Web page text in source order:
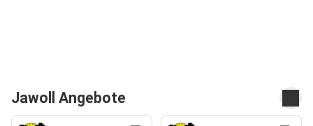
Jawoll Angebote